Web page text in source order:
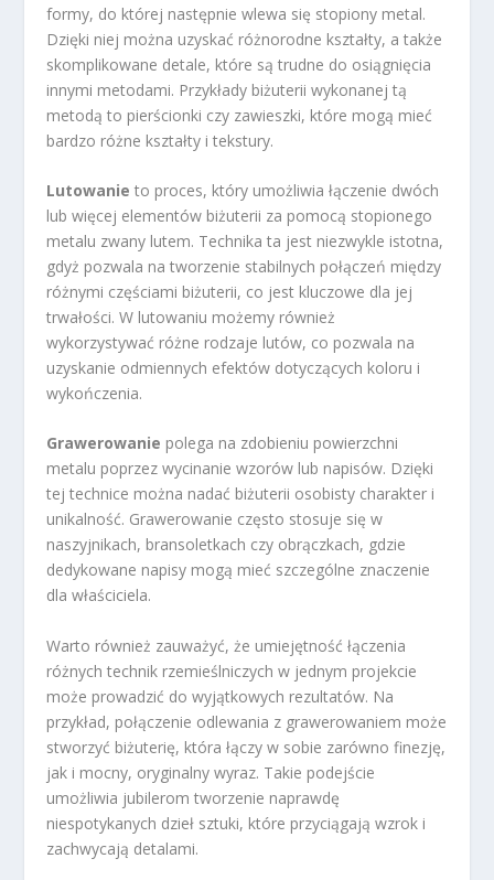
formy, do której następnie wlewa się stopiony metal.
Dzięki niej można uzyskać różnorodne kształty, a także
skomplikowane detale, które są trudne do osiągnięcia
innymi metodami. Przykłady biżuterii wykonanej tą
metodą to pierścionki czy zawieszki, które mogą mieć
bardzo różne kształty i tekstury.
Lutowanie to proces, który umożliwia łączenie dwóch
lub więcej elementów biżuterii za pomocą stopionego
metalu zwany lutem. Technika ta jest niezwykle istotna,
gdyż pozwala na tworzenie stabilnych połączeń między
różnymi częściami biżuterii, co jest kluczowe dla jej
trwałości. W lutowaniu możemy również
wykorzystywać różne rodzaje lutów, co pozwala na
uzyskanie odmiennych efektów dotyczących koloru i
wykończenia.
Grawerowanie polega na zdobieniu powierzchni
metalu poprzez wycinanie wzorów lub napisów. Dzięki
tej technice można nadać biżuterii osobisty charakter i
unikalność. Grawerowanie często stosuje się w
naszyjnikach, bransoletkach czy obrączkach, gdzie
dedykowane napisy mogą mieć szczególne znaczenie
dla właściciela.
Warto również zauważyć, że umiejętność łączenia
różnych technik rzemieślniczych w jednym projekcie
może prowadzić do wyjątkowych rezultatów. Na
przykład, połączenie odlewania z grawerowaniem może
stworzyć biżuterię, która łączy w sobie zarówno finezję,
jak i mocny, oryginalny wyraz. Takie podejście
umożliwia jubilerom tworzenie naprawdę
niespotykanych dzieł sztuki, które przyciągają wzrok i
zachwycają detalami.